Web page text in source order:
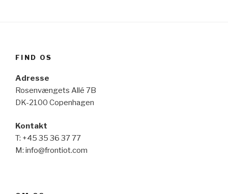
FIND OS
Adresse
Rosenvængets Allé 7B
DK-2100 Copenhagen
Kontakt
T: +45 35 36 37 77
M: info@frontiot.com